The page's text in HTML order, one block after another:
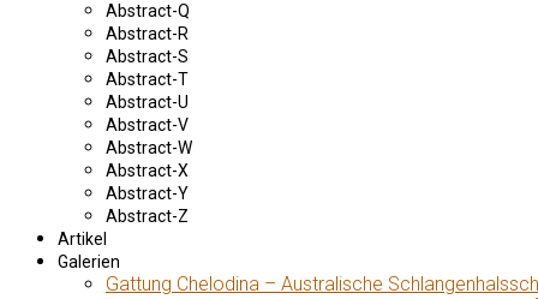
Abstract-Q
Abstract-R
Abstract-S
Abstract-T
Abstract-U
Abstract-V
Abstract-W
Abstract-X
Abstract-Y
Abstract-Z
Artikel
Galerien
Gattung Chelodina – Australische